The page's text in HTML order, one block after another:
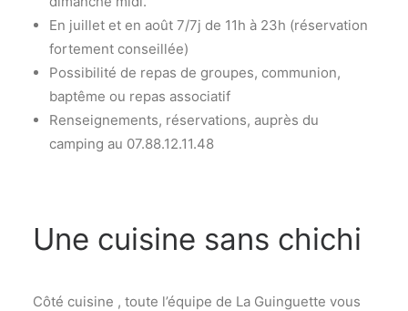
En juillet et en août 7/7j de 11h à 23h (réservation
fortement conseillée)
Possibilité de repas de groupes, communion,
baptême ou repas associatif
Renseignements, réservations, auprès du
camping au 07.88.12.11.48
Une cuisine sans chichi
Côté cuisine , toute l’équipe de La Guinguette vous